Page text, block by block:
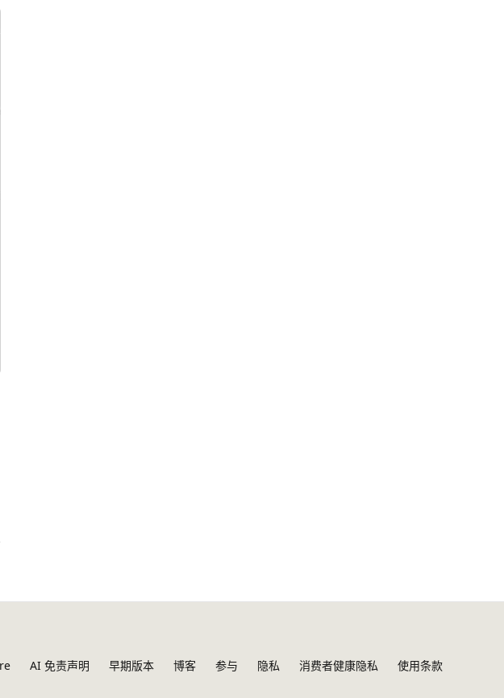
as Managed and not inheriting Federated status
from parent domain any longer
AI 免责声明 早期版本 博客 参与 隐私 消费者健康隐私
使用条款